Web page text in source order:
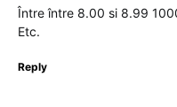
Între între 8.00 si 8.99
Etc.
Reply